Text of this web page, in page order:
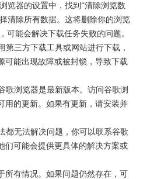
览器的设置中，找到“清除浏览数
清除所有数据。这将删除你的浏览
可能会解决下载任务失败的问题。
第三方下载工具或网站进行下载，
可能出现故障或被封锁，导致下载
歌浏览器是最新版本。访问谷歌浏
用的更新。如果有更新，请安装并
都无法解决问题，你可以联系谷歌
们可能会提供更具体的解决方案或
所有情况。如果问题仍然存在，可